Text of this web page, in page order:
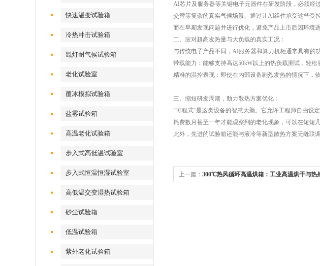
快速温变试验箱
冷热冲击试验箱
氙灯耐气候试验箱
老化试验室
覆冰模拟试验箱
盐雾试验箱
高温老化试验箱
步入式高低温试验室
步入式恒温恒湿试验室
高低温交变湿热试验箱
砂尘试验箱
低温试验箱
紫外老化试验箱
AI芯片及服务器等关键电子元器件在研发阶段，必须
交替等复杂的真实气候场景。通过让AI组件承受这些受
而在早期发现问题并进行优化，避免产品上市后因环境
二、应对超高发热量与大负载的真实工况：
与传统电子产品不同，AI服务器和算力机柜通常具有的
带载能力：能够支持高达50kW以上的热负载测试，轻松
精准的温控表现：即使在内部设备剧烈发热的情况下，
三、缩短研发周期，助力散热方案优化：
“可程式"是这类设备的智慧大脑。它允许工程师自由设
耗费数月甚至一年才能观察到的老化现象，可以在短短
此外，先进的试验箱还能与液冷等新型散热方案无缝联
上一篇： 300℃热风循环高温烘箱：工业高温烘干与热